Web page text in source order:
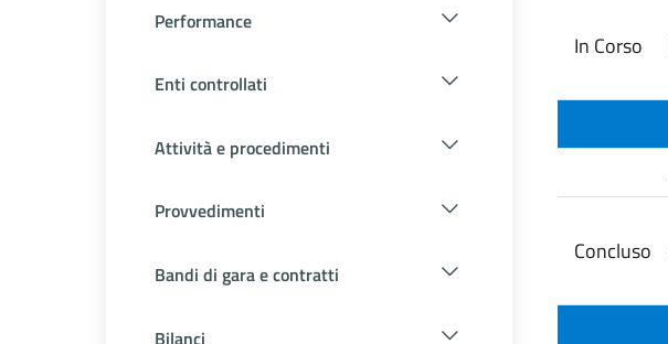
Performance
Enti controllati
Attività e procedimenti
Provvedimenti
Bandi di gara e contratti
Bilanci
In Corso
Concluso